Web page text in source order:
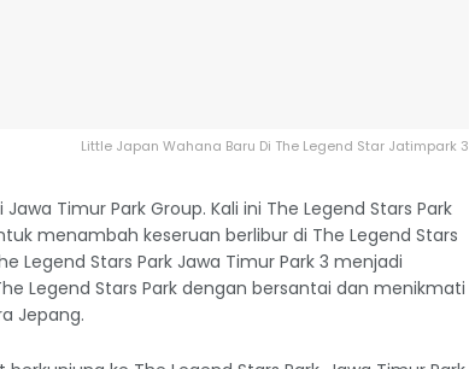
Little Japan Wahana Baru Di The Legend Star Jatimpark 3
Timur Park Group. Kali ini The Legend Stars Park
menambah keseruan berlibur di The Legend Stars
Legend Stars Park Jawa Timur Park 3 menjadi
Legend Stars Park dengan bersantai dan menikmati
Jepang.